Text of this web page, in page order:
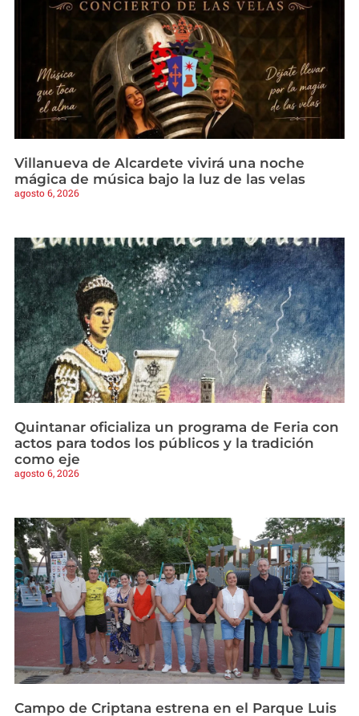
Villanueva de Alcardete vivirá una noche
mágica de música bajo la luz de las velas
agosto 6, 2026
Quintanar oficializa un programa de Feria con
actos para todos los públicos y la tradición
como eje
agosto 6, 2026
Campo de Criptana estrena en el Parque Luis